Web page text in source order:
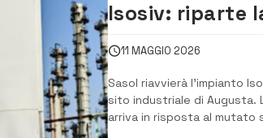
Isosiv: riparte
paraffine per il
11 MAGGIO 2026
Sasol riavvierà l’impianto
sito industriale di Augusta.
arriva in risposta al mutato
una riduzione dell’offerta